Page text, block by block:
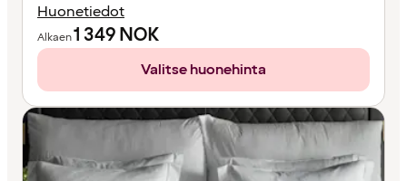
Huonetiedot
Alkaen1 349NOK
Valitse huonehinta